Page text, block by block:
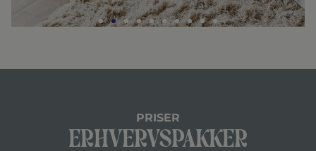
PRISER
Erhvervspakker